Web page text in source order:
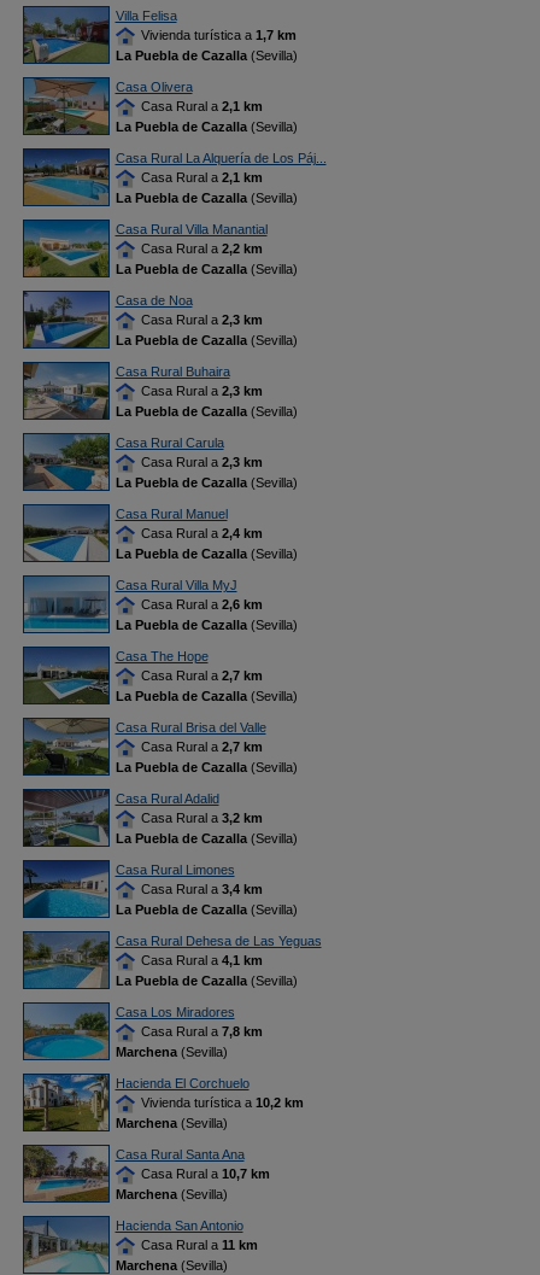
Villa Felisa
Vivienda turística a 1,7 km
La Puebla de Cazalla(Sevilla)
Casa Olivera
Casa Rural a 2,1 km
La Puebla de Cazalla(Sevilla)
Casa Rural La Alquería de Los Páj...
Casa Rural a 2,1 km
La Puebla de Cazalla(Sevilla)
Casa Rural Villa Manantial
Casa Rural a 2,2 km
La Puebla de Cazalla(Sevilla)
Casa de Noa
Casa Rural a 2,3 km
La Puebla de Cazalla(Sevilla)
Casa Rural Buhaira
Casa Rural a 2,3 km
La Puebla de Cazalla(Sevilla)
Casa Rural Carula
Casa Rural a 2,3 km
La Puebla de Cazalla(Sevilla)
Casa Rural Manuel
Casa Rural a 2,4 km
La Puebla de Cazalla(Sevilla)
Casa Rural Villa MyJ
Casa Rural a 2,6 km
La Puebla de Cazalla(Sevilla)
Casa The Hope
Casa Rural a 2,7 km
La Puebla de Cazalla(Sevilla)
Casa Rural Brisa del Valle
Casa Rural a 2,7 km
La Puebla de Cazalla(Sevilla)
Casa Rural Adalid
Casa Rural a 3,2 km
La Puebla de Cazalla(Sevilla)
Casa Rural Limones
Casa Rural a 3,4 km
La Puebla de Cazalla(Sevilla)
Casa Rural Dehesa de Las Yeguas
Casa Rural a 4,1 km
La Puebla de Cazalla(Sevilla)
Casa Los Miradores
Casa Rural a 7,8 km
Marchena(Sevilla)
Hacienda El Corchuelo
Vivienda turística a 10,2 km
Marchena(Sevilla)
Casa Rural Santa Ana
Casa Rural a 10,7 km
Marchena(Sevilla)
Hacienda San Antonio
Casa Rural a 11 km
Marchena(Sevilla)